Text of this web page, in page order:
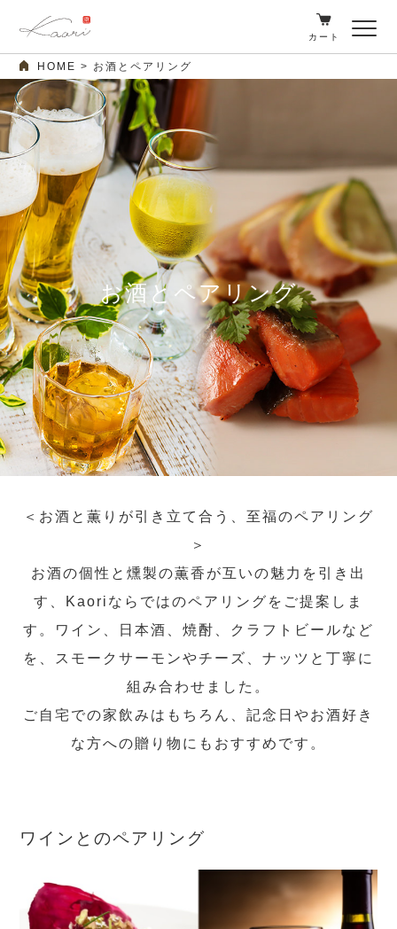
カート
HOME お酒とペアリング
お酒とペアリング
＜お酒と薫りが引き立て合う、至福のペアリング
＞
お酒の個性と燻製の薫香が互いの魅力を引き出
す、Kaoriならではのペアリングをご提案しま
す。ワイン、日本酒、焼酎、クラフトビールなど
を、スモークサーモンやチーズ、ナッツと丁寧に
組み合わせました。
ご自宅での家飲みはもちろん、記念日やお酒好き
な方への贈り物にもおすすめです。
ワインとのペアリング